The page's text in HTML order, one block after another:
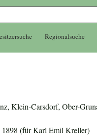
Regionalsuche
Klein-Carsdorf, Ober-
1898 (für Karl Emil Kreller)